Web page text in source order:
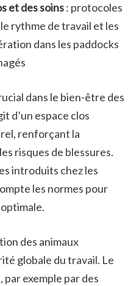
et des soins: protocoles
rythme de travail et les
dans les paddocks
dans le bien-être des
d’un espace clos
renforçant la
risques de blessures.
introduits chez les
les normes pour
des animaux
globale du travail. Le
par exemple par des